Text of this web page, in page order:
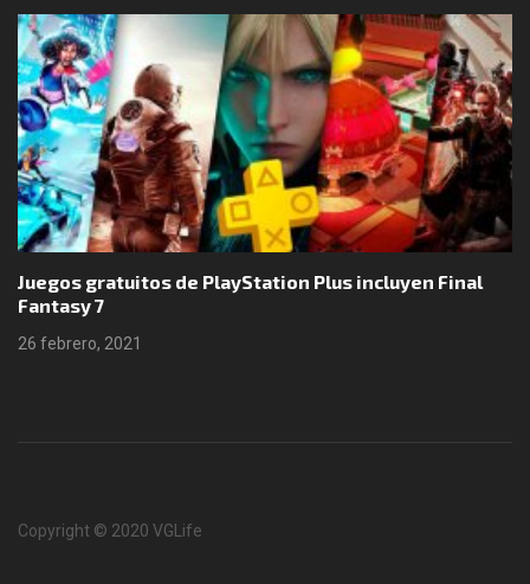
Juegos gratuitos de PlayStation Plus incluyen Final
Fantasy 7
26 febrero, 2021
Copyright © 2020 VGLife